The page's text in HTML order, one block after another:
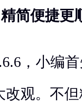
简便捷更
，小编
观。不